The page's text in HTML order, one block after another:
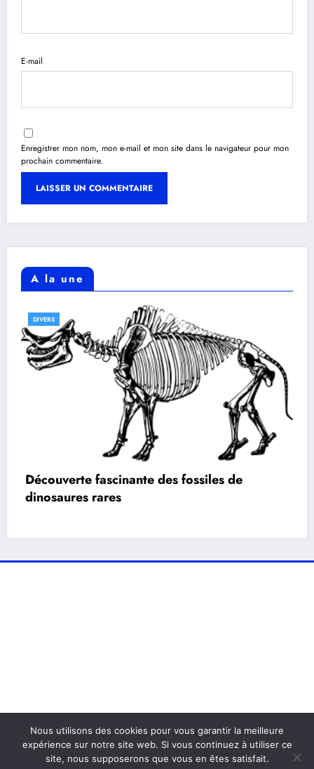
E-mail
Enregistrer mon nom, mon e-mail et mon site dans le navigateur pour mon
prochain commentaire.
A la une
DIVERS
Découverte fascinante des fossiles de
dinosaures rares
Nous utilisons des cookies pour vous garantir la meilleure
expérience sur notre site web. Si vous continuez à utiliser ce
site, nous supposerons que vous en êtes satisfait.